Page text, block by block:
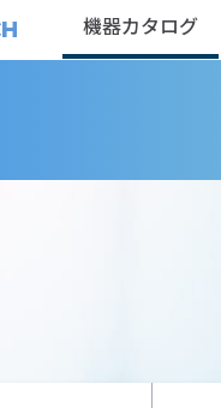
機器カタログ